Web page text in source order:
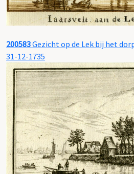
200583Gezicht op de Lek bij het
31-12-1735